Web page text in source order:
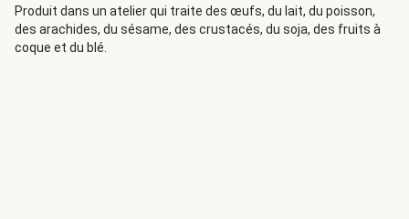
Produit dans un atelier qui traite des œufs, du lait, du poisson,
des arachides, du sésame, des crustacés, du soja, des fruits à
coque et du blé.